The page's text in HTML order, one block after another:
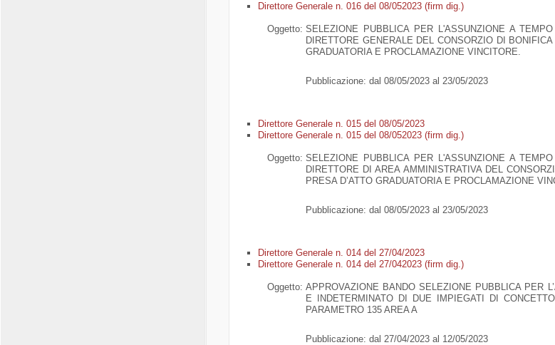
Direttore Generale n. 016 del 08/052023 (firm dig.)
Oggetto: SELEZIONE PUBBLICA PER L'ASSUNZIONE A
DIRETTORE GENERALE DEL CONSORZIO DI
GRADUATORIA E PROCLAMAZIONE VINCITORE.
Pubblicazione: dal 08/05/2023 al 23/05/2023
Direttore Generale n. 015 del 08/05/2023
Direttore Generale n. 015 del 08/052023 (firm dig.)
Oggetto: SELEZIONE PUBBLICA PER L'ASSUNZIONE A
DIRETTORE DI AREA AMMINISTRATIVA DEL
PRESA D’ATTO GRADUATORIA E PROCLAMAZIONE
Pubblicazione: dal 08/05/2023 al 23/05/2023
Direttore Generale n. 014 del 27/04/2023
Direttore Generale n. 014 del 27/042023 (firm dig.)
Oggetto: APPROVAZIONE BANDO SELEZIONE PUBBLICA PER
E INDETERMINATO DI DUE IMPIEGATI DI
PARAMETRO 135 AREA A
Pubblicazione: dal 27/04/2023 al 12/05/2023